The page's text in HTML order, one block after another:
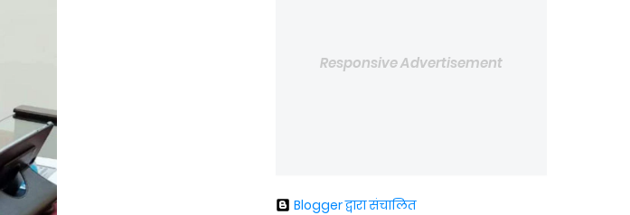
Responsive Advertisement
Blogger द्वारा संचालित